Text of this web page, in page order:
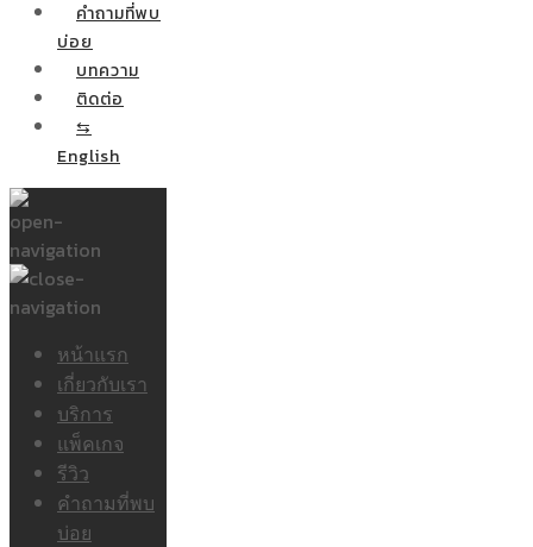
คำถามที่พบ
บ่อย
บทความ
ติดต่อ
⇆
English
หน้าแรก
เกี่ยวกับเรา
บริการ
แพ็คเกจ
รีวิว
คำถามที่พบ
บ่อย